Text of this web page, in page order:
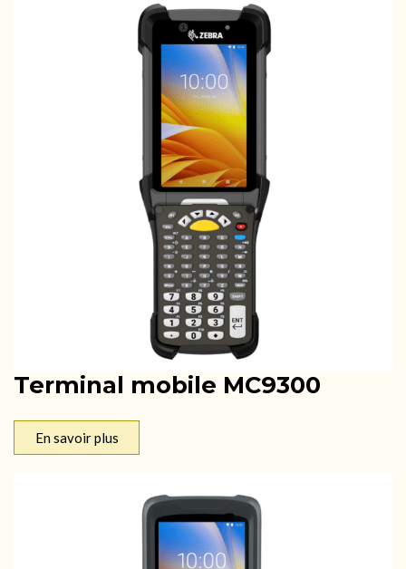
Terminal mobile MC9300
En savoir plus